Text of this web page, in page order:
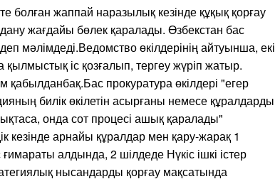
болған жаппай наразылық кезінде құқық қорғау
жағдайы бөлек қаралады. Өзбекстан бас
мәлімдеді.Ведомство өкілдерінің айтуынша, екі
іс қозғалып, тергеу жүріп жатыр.
қабылданбақ.Бас прокуратура өкілдері "егер
билік өкілетін асырғаны немесе құралдарды
онда сот процесі ашық қаралады"
кезінде арнайы құралдар мен қару-жарақ 1
алдында, 2 шілдеде Нүкіс ішкі істер
нысандарды қорғау мақсатында